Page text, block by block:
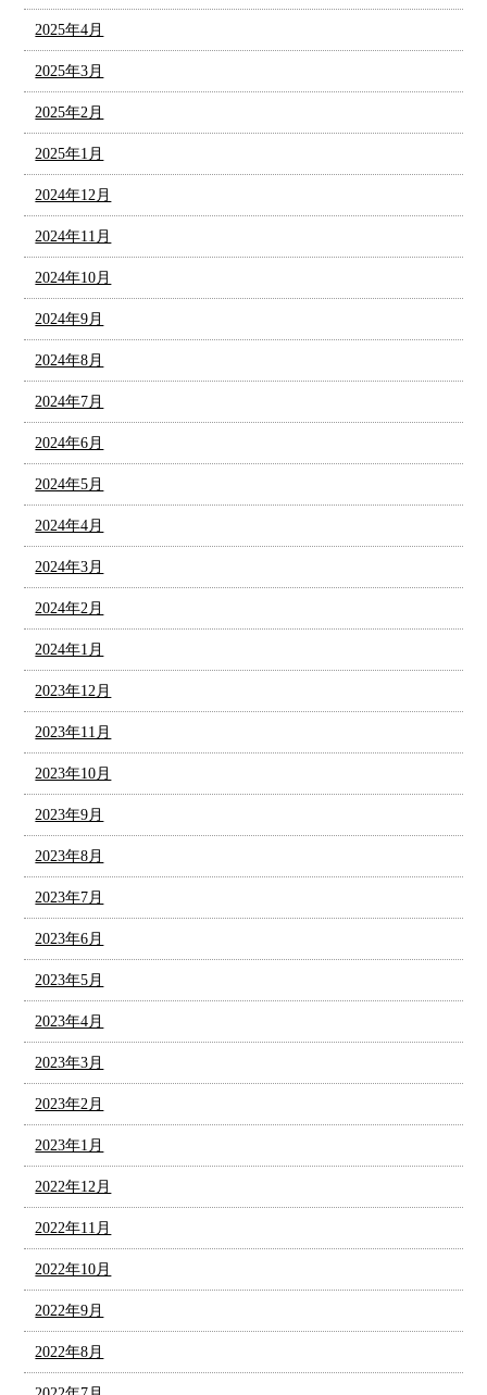
2025年4月
2025年3月
2025年2月
2025年1月
2024年12月
2024年11月
2024年10月
2024年9月
2024年8月
2024年7月
2024年6月
2024年5月
2024年4月
2024年3月
2024年2月
2024年1月
2023年12月
2023年11月
2023年10月
2023年9月
2023年8月
2023年7月
2023年6月
2023年5月
2023年4月
2023年3月
2023年2月
2023年1月
2022年12月
2022年11月
2022年10月
2022年9月
2022年8月